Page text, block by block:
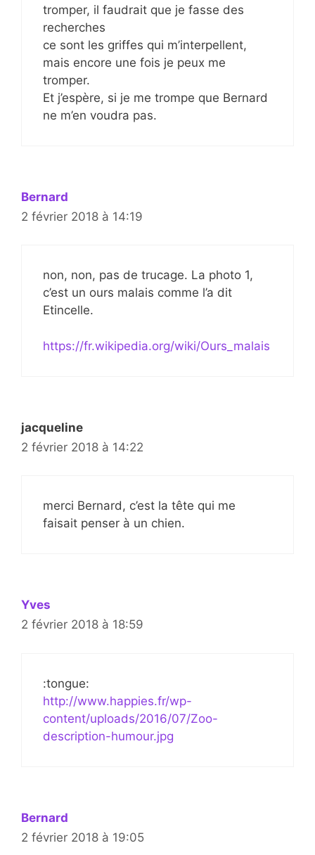
tromper, il faudrait que je fasse des
recherches
ce sont les griffes qui m’interpellent,
mais encore une fois je peux me
tromper.
Et j’espère, si je me trompe que Bernard
ne m’en voudra pas.
Bernard
2 février 2018 à 14:19
non, non, pas de trucage. La photo 1,
c’est un ours malais comme l’a dit
Etincelle.
https://fr.wikipedia.org/wiki/Ours_malais
jacqueline
2 février 2018 à 14:22
merci Bernard, c’est la tête qui me
faisait penser à un chien.
Yves
2 février 2018 à 18:59
:tongue:
http://www.happies.fr/wp-
content/uploads/2016/07/Zoo-
description-humour.jpg
Bernard
2 février 2018 à 19:05